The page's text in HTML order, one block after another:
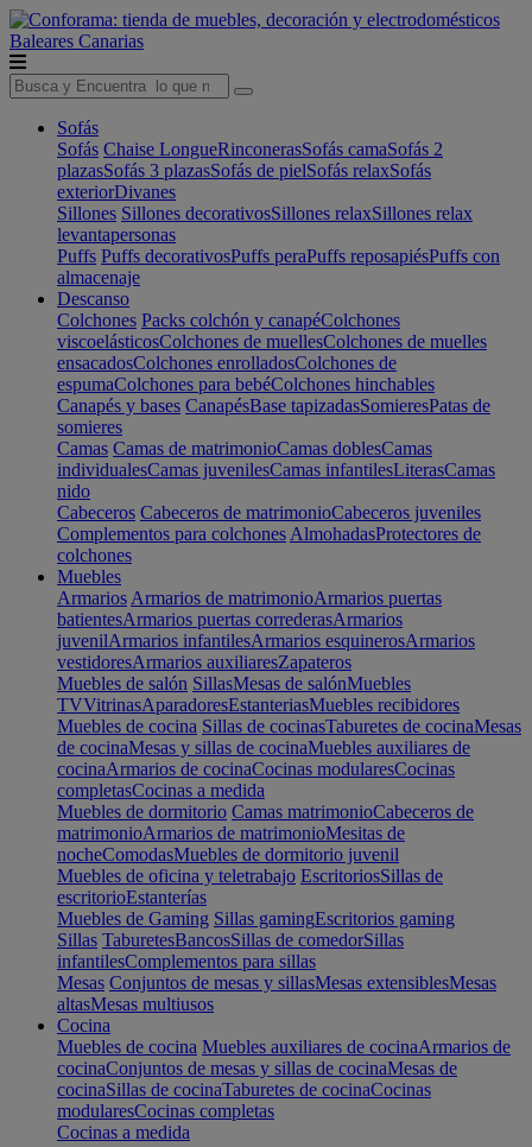
Baleares Canarias
Sofás
Sofás Chaise LongueRinconerasSofás camaSofás 2
plazasSofás 3 plazasSofás de pielSofás relaxSofás
exteriorDivanes
Sillones Sillones decorativosSillones relaxSillones relax
levantapersonas
Puffs Puffs decorativosPuffs peraPuffs reposapiésPuffs con
almacenaje
Descanso
Colchones Packs colchón y canapéColchones
viscoelásticosColchones de muellesColchones de muelles
ensacadosColchones enrolladosColchones de
espumaColchones para bebéColchones hinchables
Canapés y bases CanapésBase tapizadasSomieresPatas de
somieres
Camas Camas de matrimonioCamas doblesCamas
individualesCamas juvenilesCamas infantilesLiterasCamas
nido
Cabeceros Cabeceros de matrimonioCabeceros juveniles
Complementos para colchones AlmohadasProtectores de
colchones
Muebles
Armarios Armarios de matrimonioArmarios puertas
batientesArmarios puertas correderasArmarios
juvenilArmarios infantilesArmarios esquinerosArmarios
vestidoresArmarios auxiliaresZapateros
Muebles de salón SillasMesas de salónMuebles
TVVitrinasAparadoresEstanteriasMuebles recibidores
Muebles de cocina Sillas de cocinasTaburetes de cocinaMesas
de cocinaMesas y sillas de cocinaMuebles auxiliares de
cocinaArmarios de cocinaCocinas modularesCocinas
completasCocinas a medida
Muebles de dormitorio Camas matrimonioCabeceros de
matrimonioArmarios de matrimonioMesitas de
nocheComodasMuebles de dormitorio juvenil
Muebles de oficina y teletrabajo EscritoriosSillas de
escritorioEstanterías
Muebles de Gaming Sillas gamingEscritorios gaming
Sillas TaburetesBancosSillas de comedorSillas
infantilesComplementos para sillas
Mesas Conjuntos de mesas y sillasMesas extensiblesMesas
altasMesas multiusos
Cocina
Muebles de cocina Muebles auxiliares de cocinaArmarios de
cocinaConjuntos de mesas y sillas de cocinaMesas de
cocinaSillas de cocinaTaburetes de cocinaCocinas
modularesCocinas completas
Cocinas a medida